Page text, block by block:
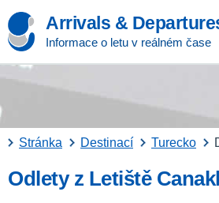
Arrivals &
Informace o letu v reálném čase
Stránka Destinací Turecko
Odlety z Letiště